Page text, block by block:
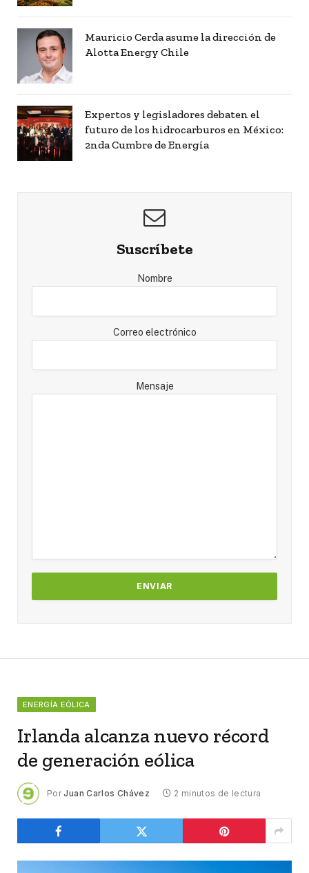
Mauricio Cerda asume la dirección de
Alotta Energy Chile
Expertos y legisladores debaten el
futuro de los hidrocarburos en México:
2nda Cumbre de Energía
Suscríbete
Nombre
Correo electrónico
Mensaje
ENERGÍA EÓLICA
Irlanda alcanza nuevo récord
de generación eólica
Por Juan Carlos Chávez 2 minutos de lectura